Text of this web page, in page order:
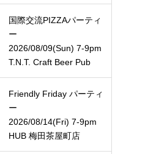
国際交流PIZZAパーティ
ー
2026/08/09(Sun) 7-9pm
T.N.T. Craft Beer Pub
Friendly Friday パーティ
ー
2026/08/14(Fri) 7-9pm
HUB 梅田茶屋町店